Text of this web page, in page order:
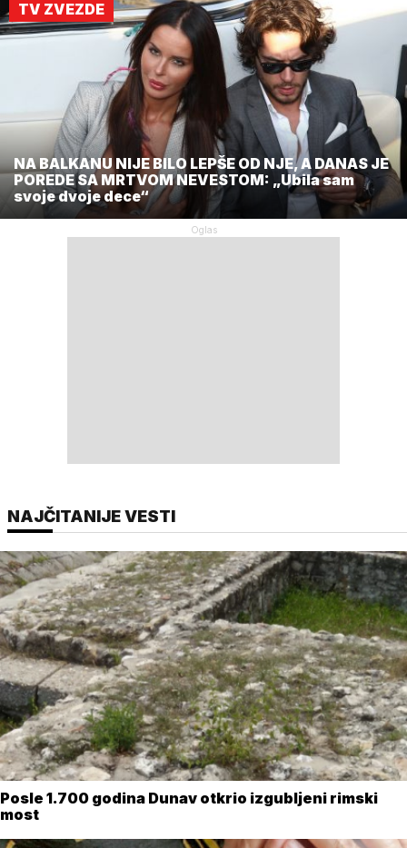
TV ZVEZDE
NA BALKANU NIJE BILO LEPŠE OD NJE, A DANAS JE
POREDE SA MRTVOM NEVESTOM: „Ubila sam
svoje dvoje dece“
NAJČITANIJE VESTI
Posle 1.700 godina Dunav otkrio izgubljeni rimski
most